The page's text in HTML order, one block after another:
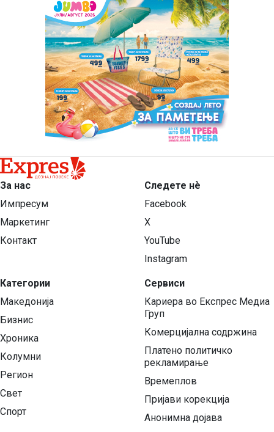
За нас
Импресум
Маркетинг
Контакт
Категории
Македонија
Бизнис
Хроника
Колумни
Регион
Свет
Спорт
Следете нѐ
Facebook
X
YouTube
Instagram
Сервиси
Кариера во Експрес Медиа
Груп
Комерцијална содржина
Платено политичко
рекламирање
Времеплов
Пријави корекција
Анонимна дојава